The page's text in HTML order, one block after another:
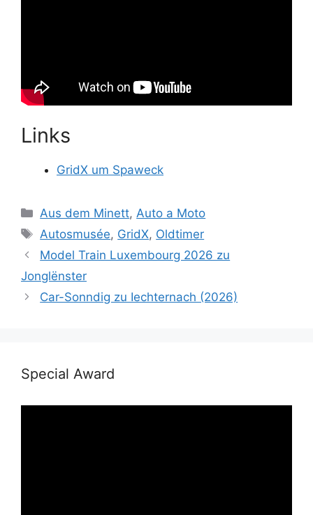
Links
GridX um Spaweck
Catégories
Aus dem Minett, Auto a Moto
Étiquettes
Autosmusée, GridX, Oldtimer
Model Train Luxembourg 2026 zu
Jonglënster
Car-Sonndig zu Iechternach (2026)
Special Award